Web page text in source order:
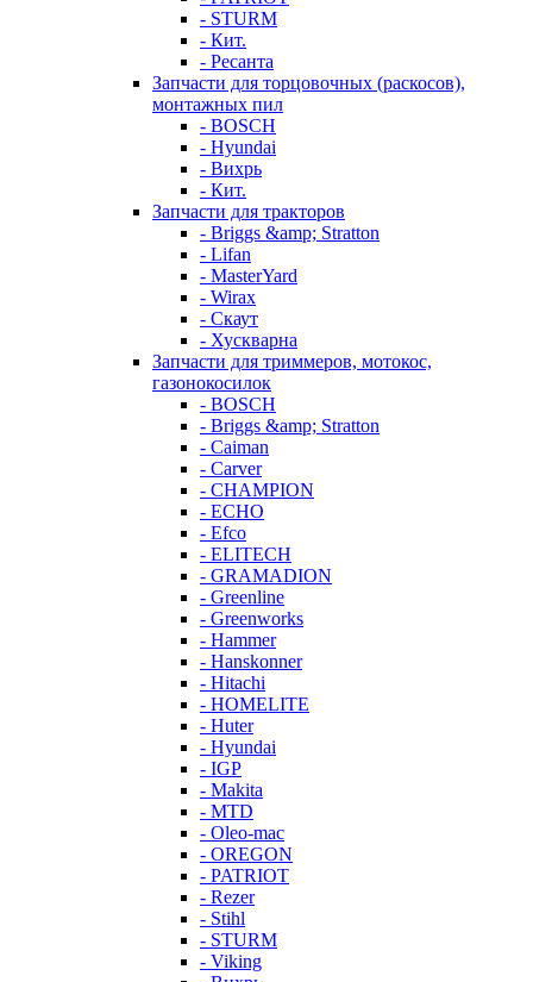
- STURM
- Кит.
- Ресанта
Запчасти для торцовочных (раскосов),
монтажных пил
- BOSCH
- Hyundai
- Вихрь
- Кит.
Запчасти для тракторов
- Briggs &amp; Stratton
- Lifan
- MasterYard
- Wirax
- Скаут
- Хускварна
Запчасти для триммеров, мотокос,
газонокосилок
- BOSCH
- Briggs &amp; Stratton
- Caiman
- Carver
- CHAMPION
- ECHO
- Efco
- ELITECH
- GRAMADION
- Greenline
- Greenworks
- Hammer
- Hanskonner
- Hitachi
- HOMELITE
- Huter
- Hyundai
- IGP
- Makita
- MTD
- Oleo-mac
- OREGON
- PATRIOT
- Rezer
- Stihl
- STURM
- Viking